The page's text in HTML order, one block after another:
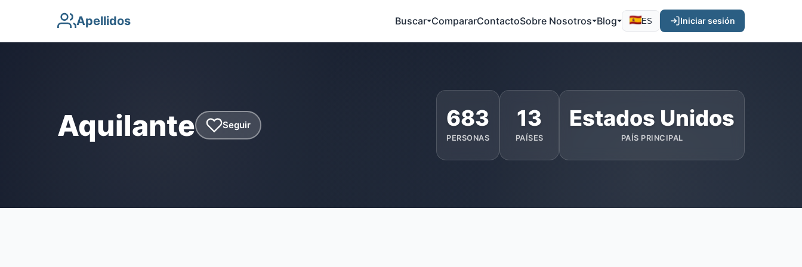
Apellidos Buscar CompararContactoSobre Nosotros Blog ES Iniciar sesión
Aquilante Seguir 683
PERSONAS
13
PAÍSES
Estados Unidos
PAÍS PRINCIPAL